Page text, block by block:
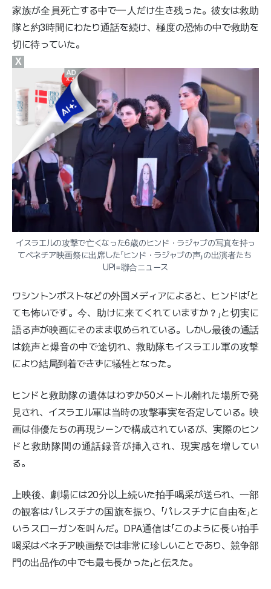
家族が全員死亡する中で一人だけ生き残った。彼女は救助
隊と約3時間にわたり通話を続け、極度の恐怖の中で救助を
切に待っていた。
イスラエルの攻撃で亡くなった6歳のヒンド・ラジャブの写真を持っ
てベネチア映画祭に出席した「ヒンド・ラジャブの声」の出演者たち
UPI=聯合ニュース
ワシントンポストなどの外国メディアによると、ヒンドは「と
ても怖いです。今、助けに来てくれていますか？」と切実に
語る声が映画にそのまま収められている。しかし最後の通話
は銃声と爆音の中で途切れ、救助隊もイスラエル軍の攻撃
により結局到着できずに犠牲となった。
ヒンドと救助隊の遺体はわずか50メートル離れた場所で発
見され、イスラエル軍は当時の攻撃事実を否定している。映
画は俳優たちの再現シーンで構成されているが、実際のヒン
ドと救助隊間の通話録音が挿入され、現実感を増してい
る。
上映後、劇場には20分以上続いた拍手喝采が送られ、一部
の観客はパレスチナの国旗を振り、「パレスチナに自由を」と
いうスローガンを叫んだ。DPA通信は「このように長い拍手
喝采はベネチア映画祭では非常に珍しいことであり、競争部
門の出品作の中でも最も長かった」と伝えた。
X